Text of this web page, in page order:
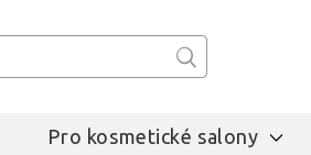
Pro kosmetické salony